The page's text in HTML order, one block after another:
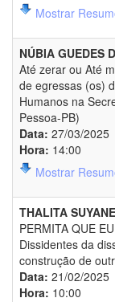
Mostrar
NÚBIA GUEDES
Até zerar ou
de egressas (os)
Humanos na
Pessoa-PB)
Data: 27/03/2025
Hora: 14:00
Mostrar
THALITA
PERMITA QUE
Dissidentes da
construção de
Data: 21/02/2025
Hora: 10:00